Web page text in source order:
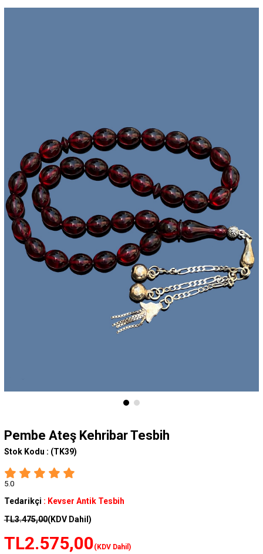
Pembe Ateş Kehribar Tesbih
Stok Kodu : (TK39)
5.0
Tedarikçi : Kevser Antik Tesbih
TL3.475,00(KDV Dahil)
TL2.575,00(KDV Dahil)